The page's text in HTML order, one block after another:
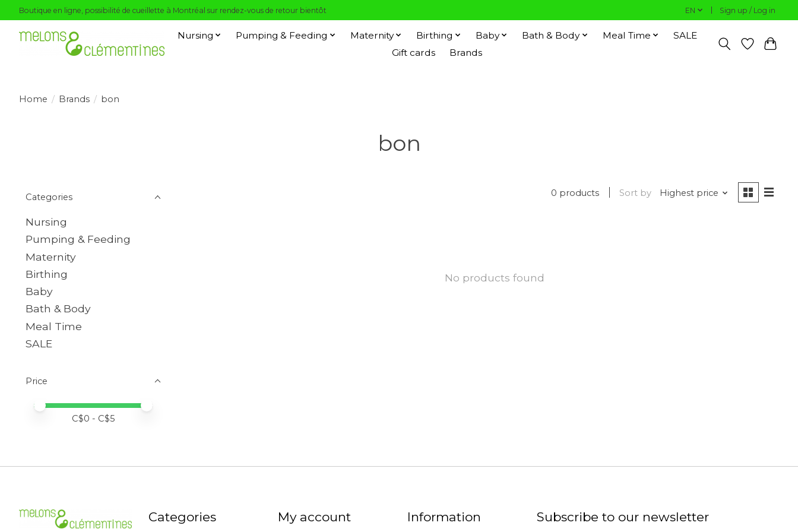
Boutique en ligne, possibilité de cueillette à Montréal sur rendez-vous de retour bientôt EN Sign up / Log in
Nursing Pumping & Feeding Maternity Birthing Baby Bath & Body Meal Time
SALE
Gift cards
Brands
Home / Brands / bon
bon
Categories
Nursing
Pumping & Feeding
Maternity
Birthing
Baby
Bath & Body
Meal Time
SALE
Price
Price minimum value
Price maximum value
C$0 - C$5
0 products Sort by Highest price
No products found
Categories My account Information Subscribe to our newsletter